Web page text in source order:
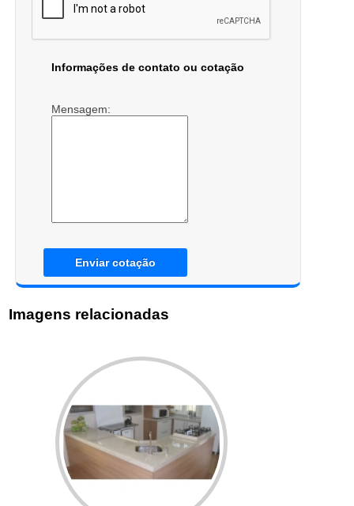
Informações de contato ou cotação
Mensagem:
Enviar cotação
Imagens relacionadas